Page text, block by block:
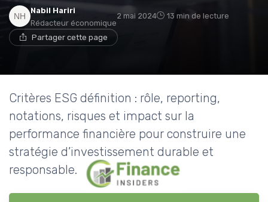
Nabil Hariri
Rédacteur économique
2 mai 2024 13 min de lecture
Partager cette page
Critères ESG définition : rôle, reporting,
notations, risques et impact sur la
performance financière pour construire une
stratégie d’investissement durable et
responsable.